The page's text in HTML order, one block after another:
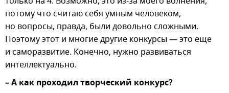
потому что считаю себя умным человеком,
но вопросы, правда, были довольно сложными.
Поэтому этот и многие другие конкурсы — это еще
и саморазвитие. Конечно, нужно развиваться
интеллектуально.
– А как проходил творческий конкурс?